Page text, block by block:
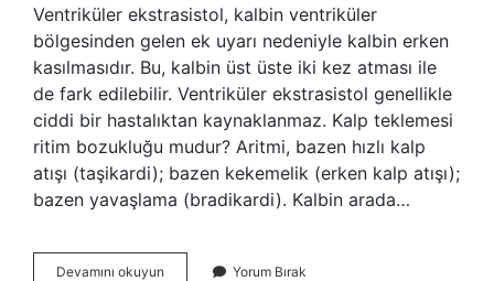
Ventriküler ekstrasistol, kalbin ventriküler
bölgesinden gelen ek uyarı nedeniyle kalbin erken
kasılmasıdır. Bu, kalbin üst üste iki kez atması ile
de fark edilebilir. Ventriküler ekstrasistol genellikle
ciddi bir hastalıktan kaynaklanmaz. Kalp teklemesi
ritim bozukluğu mudur? Aritmi, bazen hızlı kalp
atışı (taşikardi); bazen kekemelik (erken kalp atışı);
bazen yavaşlama (bradikardi). Kalbin arada…
Devamını okuyun Yorum Bırak